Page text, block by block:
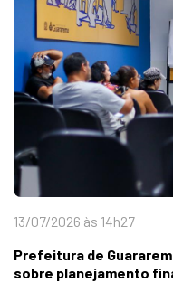
13/07/2026 às 14h27
Prefeitura de
sobre planejamento